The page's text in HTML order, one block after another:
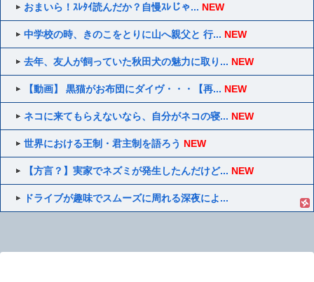
おまいら！ｽﾚﾀｲ読んだか？自慢ｽﾚじゃ... NEW
中学校の時、きのこをとりに山へ親父と 行... NEW
去年、友人が飼っていた秋田犬の魅力に取り... NEW
【動画】 黒猫がお布団にダイヴ・・・【再... NEW
ネコに来てもらえないなら、自分がネコの寝... NEW
世界における王制・君主制を語ろう NEW
【方言？】実家でネズミが発生したんだけど... NEW
ドライブが趣味でスムーズに周れる深夜によ...